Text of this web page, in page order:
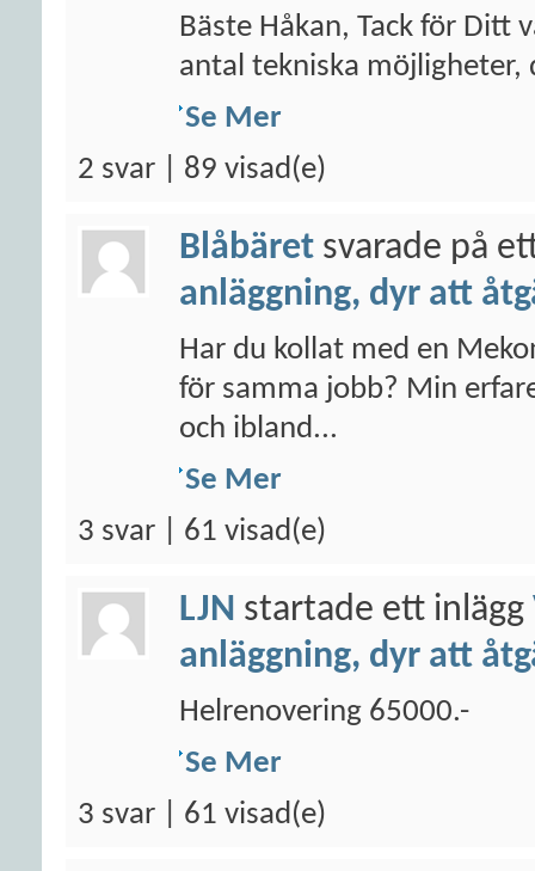
Bäste Håkan, Tack för Ditt
antal tekniska möjligheter,
Se Mer
2 svar | 89 visad(e)
Blåbäret svarade på
anläggning, dyr att
Har du kollat med en
för samma jobb? Min
och ibland...
Se Mer
3 svar | 61 visad(e)
LJN startade ett inlägg
anläggning, dyr att
Helrenovering 65000.-
Se Mer
3 svar | 61 visad(e)